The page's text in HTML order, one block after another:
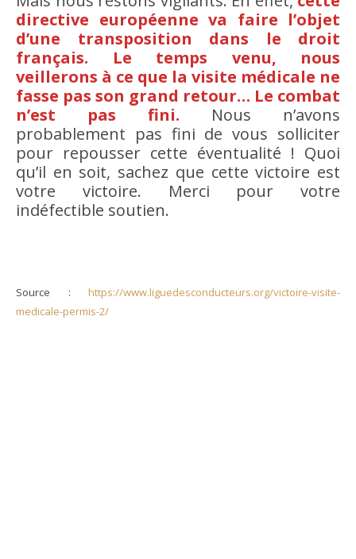
directive européenne va faire l’objet
d’une transposition dans le droit
français. Le temps venu, nous
veillerons à ce que la visite médicale ne
fasse pas son grand retour… Le combat
n’est pas fini. Nous n’avons
probablement pas fini de vous solliciter
pour repousser cette éventualité ! Quoi
qu’il en soit, sachez que cette victoire est
votre victoire. Merci pour votre
indéfectible soutien.
Source : https://www.liguedesconducteurs.org/victoire-visite-
medicale-permis-2/